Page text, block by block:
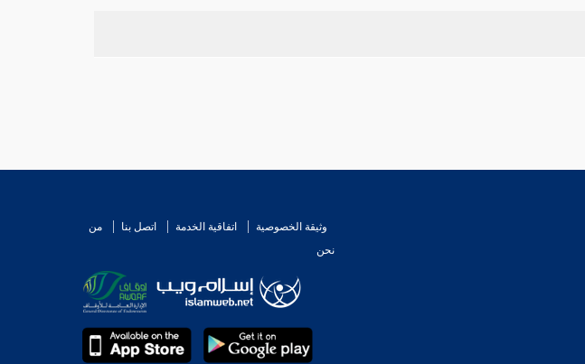
وثيقة الخصوصية اتفاقية الخدمة اتصل بنا
من
نحن